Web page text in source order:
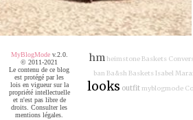
hm heimstoneBaskets
ban Ba&sh Baskets Isabel
looks outfitmyblogmode
MyBlogModev.2.0.
© 2011-2021
Le contenu de ce blog
est protégé par les
lois en vigueur sur la
propriété intellectuelle
et n'est pas libre de
droits. Consulter les
mentions légales.